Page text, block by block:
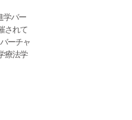
されて
ーチャ
療法学